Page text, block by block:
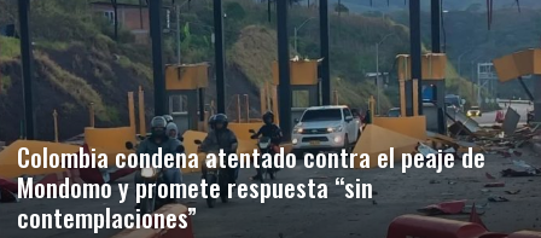
Colombia condena atentado contra el peaje de
Mondomo y promete respuesta “sin
contemplaciones”